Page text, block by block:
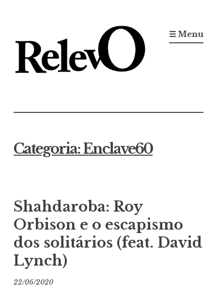
conteúdo
☰ Menu
Categoria:Enclave60
Shahdaroba: Roy
Orbison e o escapismo
dos solitários (feat. David
Lynch)
22/06/2020